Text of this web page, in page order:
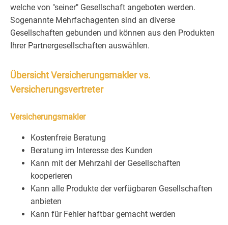
welche von "seiner" Gesellschaft angeboten werden.
Sogenannte Mehrfachagenten sind an diverse
Gesellschaften gebunden und können aus den Produkten
Ihrer Partnergesellschaften auswählen.
Übersicht Versicherungsmakler vs.
Versicherungsvertreter
Versicherungsmakler
Kostenfreie Beratung
Beratung im Interesse des Kunden
Kann mit der Mehrzahl der Gesellschaften
kooperieren
Kann alle Produkte der verfügbaren Gesellschaften
anbieten
Kann für Fehler haftbar gemacht werden